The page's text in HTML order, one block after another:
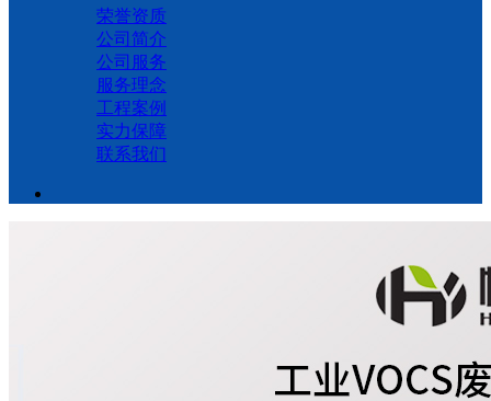
荣誉资质
公司简介
公司服务
服务理念
工程案例
实力保障
联系我们